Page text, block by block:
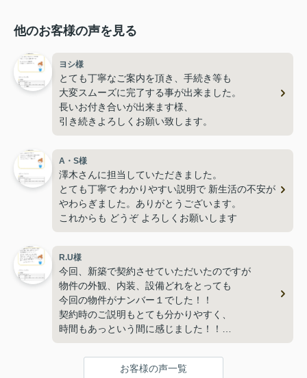
他のお客様の声を見る
ヨシ様
とても丁寧なご案内を頂き、手続き等も
大変スムーズに完了する事が出来ました。
長いお付き合いが出来ます様、
引き続きよろしくお願い致します。
A・S様
澤木さんに担当していただきました。
とても丁寧で わかりやすい説明で 新生活の不安が
やわらぎました。ありがとうございます。
これからも どうぞ よろしくお願いします
R.U様
今回、新築で契約させていただいたのですが
物件の外観、内装、設備どれをとっても
今回の物件がナンバー１でした！！
契約時のご説明もとても分かりやすく、
時間もあっという間に感じました！！
後、ボールペンがとても書きやすく、手になじみ
書いてて気持ちよく署名も楽しくできました！！
ありがとうございました！！
お客様の声一覧